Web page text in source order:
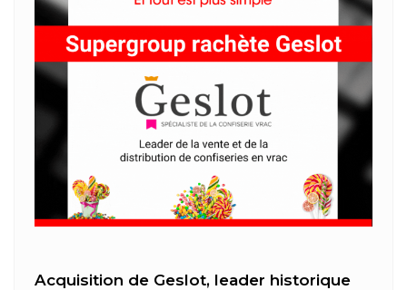
Acquisition de Geslot, leader historique